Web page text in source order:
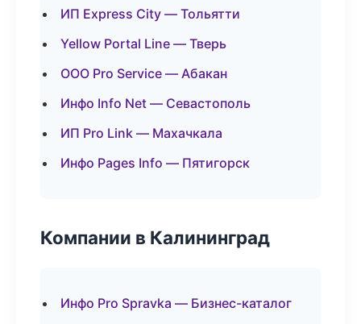
ИП Express City — Тольятти
Yellow Portal Line — Тверь
ООО Pro Service — Абакан
Инфо Info Net — Севастополь
ИП Pro Link — Махачкала
Инфо Pages Info — Пятигорск
Компании в Калининград
Инфо Pro Spravka — Бизнес-каталог